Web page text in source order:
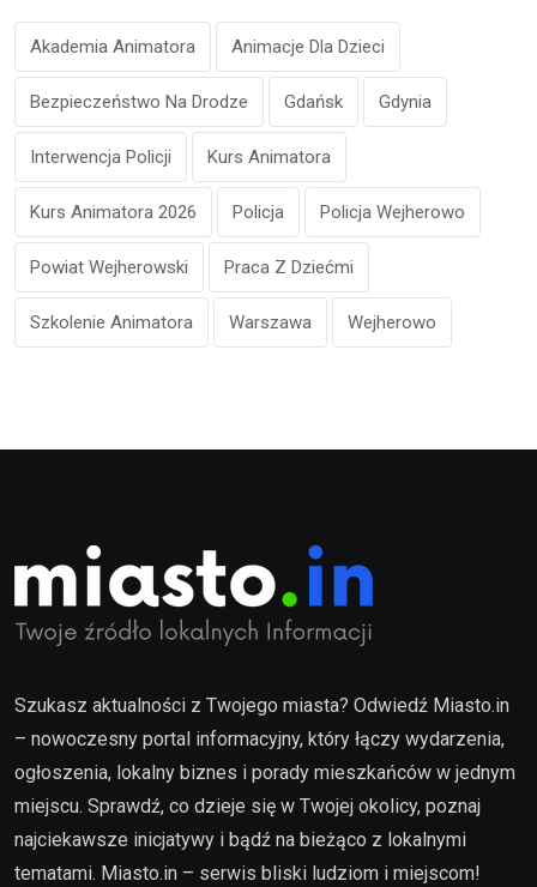
Akademia Animatora Animacje Dla Dzieci
Bezpieczeństwo Na Drodze Gdańsk Gdynia
Interwencja Policji Kurs Animatora
Kurs Animatora 2026 Policja Policja Wejherowo
Powiat Wejherowski Praca Z Dziećmi
Szkolenie Animatora Warszawa Wejherowo
Szukasz aktualności z Twojego miasta? Odwiedź Miasto.in
– nowoczesny portal informacyjny, który łączy wydarzenia,
ogłoszenia, lokalny biznes i porady mieszkańców w jednym
miejscu. Sprawdź, co dzieje się w Twojej okolicy, poznaj
najciekawsze inicjatywy i bądź na bieżąco z lokalnymi
tematami. Miasto.in – serwis bliski ludziom i miejscom!